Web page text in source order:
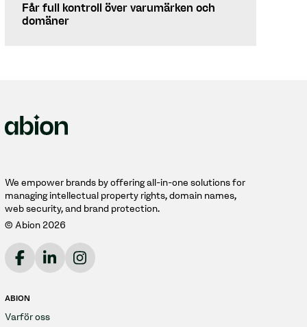
Får full kontroll över varumärken och
domäner
We empower brands by offering all-in-one solutions for
managing intellectual property rights, domain names,
web security, and brand protection.
© Abion 2026
ABION
Varför oss